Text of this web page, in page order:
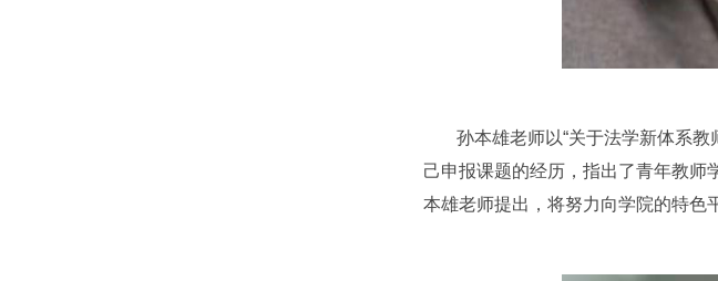
孙本雄老师以“关于法学新体系
己申报课题的经历，指出了青年教师
本雄老师提出，将努力向学院的特色